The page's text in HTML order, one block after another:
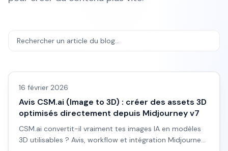
16 février 2026
Avis CSM.ai (Image to 3D) : créer des assets 3D
optimisés directement depuis Midjourney v7
CSM.ai convertit-il vraiment tes images IA en modèles
3D utilisables ? Avis, workflow et intégration Midjourney